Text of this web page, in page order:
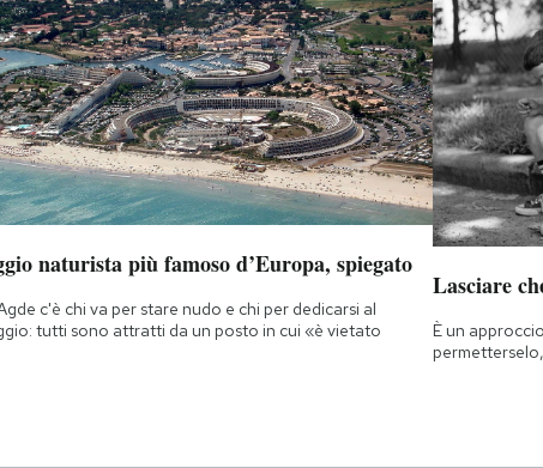
naturista più famoso d’Europa, spiegato
c'è chi va per stare nudo e chi per dedicarsi al
tutti sono attratti da un posto in cui «è vietato
Lasciare
È un